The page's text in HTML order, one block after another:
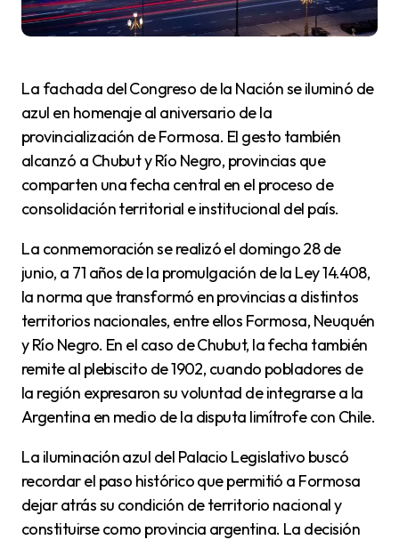
La fachada del Congreso de la Nación se iluminó de
azul en homenaje al aniversario de la
provincialización de Formosa. El gesto también
alcanzó a Chubut y Río Negro, provincias que
comparten una fecha central en el proceso de
consolidación territorial e institucional del país.
La conmemoración se realizó el domingo 28 de
junio, a 71 años de la promulgación de la Ley 14.408,
la norma que transformó en provincias a distintos
territorios nacionales, entre ellos Formosa, Neuquén
y Río Negro. En el caso de Chubut, la fecha también
remite al plebiscito de 1902, cuando pobladores de
la región expresaron su voluntad de integrarse a la
Argentina en medio de la disputa limítrofe con Chile.
La iluminación azul del Palacio Legislativo buscó
recordar el paso histórico que permitió a Formosa
dejar atrás su condición de territorio nacional y
constituirse como provincia argentina. La decisión